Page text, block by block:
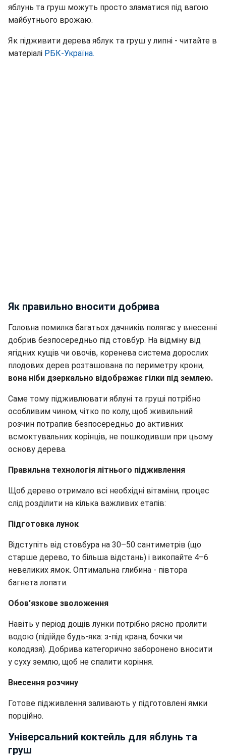
яблунь та груш можуть просто зламатися під вагою
майбутнього врожаю.
Як підживити дерева яблук та груш у липні - читайте в
матеріалі РБК-Україна.
Як правильно вносити добрива
Головна помилка багатьох дачників полягає у внесенні
добрив безпосередньо під стовбур. На відміну від
ягідних кущів чи овочів, коренева система дорослих
плодових дерев розташована по периметру крони,
вона ніби дзеркально відображає гілки під землею.
Саме тому підживлювати яблуні та груші потрібно
особливим чином, чітко по колу, щоб живильний
розчин потрапив безпосередньо до активних
всмоктувальних корінців, не пошкодивши при цьому
основу дерева.
Правильна технологія літнього підживлення
Щоб дерево отримало всі необхідні вітаміни, процес
слід розділити на кілька важливих етапів:
Підготовка лунок
Відступіть від стовбура на 30–50 сантиметрів (що
старше дерево, то більша відстань) і викопайте 4–6
невеликих ямок. Оптимальна глибина - півтора
багнета лопати.
Обов'язкове зволоження
Навіть у період дощів лунки потрібно рясно пролити
водою (підійде будь-яка: з-під крана, бочки чи
колодязя). Добрива категорично заборонено вносити
у суху землю, щоб не спалити коріння.
Внесення розчину
Готове підживлення заливають у підготовлені ямки
порційно.
Універсальний коктейль для яблунь та
груш